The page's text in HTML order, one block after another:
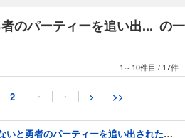
のパーティーを追い出... の一
1～10件目 / 17件
2 ・ ・ > >>
真の仲間じゃないと勇者のパーティーを追い出されたので、辺境でスローライフすることにしました